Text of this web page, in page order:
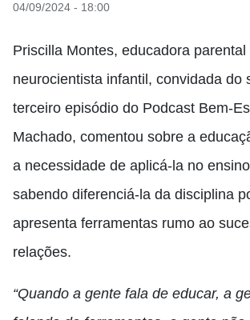
04/09/2024 - 18:00
Priscilla Montes, educadora parental
neurocientista infantil, convidada do
terceiro episódio do Podcast Bem-
Machado, comentou sobre a
a necessidade de aplicá-la no
sabendo diferenciá-la da disciplina
apresenta ferramentas rumo ao
relações.
“Quando a gente fala de educar, a